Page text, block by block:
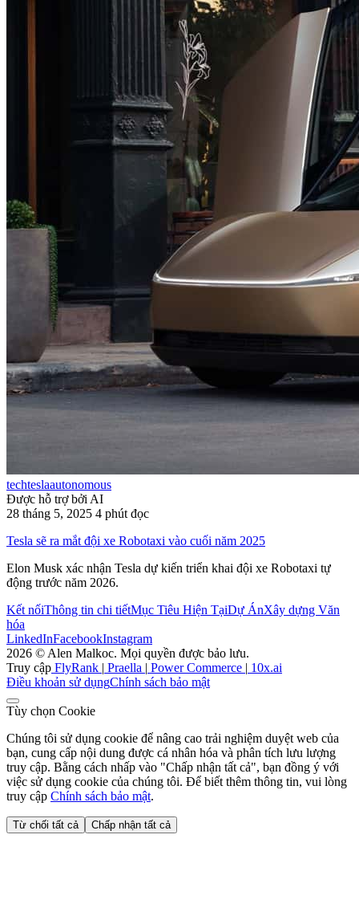
techteslaautonomous
Được hỗ trợ bởi AI
28 tháng 5, 2025 4 phút đọc
Tesla sẽ ra mắt đội xe Robotaxi vào cuối năm 2025
Elon Musk xác nhận Tesla dự kiến triển khai đội xe Robotaxi tự
động trước năm 2026.
Kết nốiThông tin chi tiếtMục Tiêu Hiện TạiDự ÁnXây dựng Văn
hóa
LinkedInFacebookInstagram
2026 © Alen Malkoc. Mọi quyền được bảo lưu.
Truy cập FlyRank | Praella | Power Commerce | 10x.ai
Điều khoản sử dụngChính sách bảo mật
Tùy chọn Cookie
Chúng tôi sử dụng cookie để nâng cao trải nghiệm duyệt web của
bạn, cung cấp nội dung được cá nhân hóa và phân tích lưu lượng
truy cập. Bằng cách nhấp vào "Chấp nhận tất cả", bạn đồng ý với
việc sử dụng cookie của chúng tôi. Để biết thêm thông tin, vui lòng
truy cập Chính sách bảo mật.
Từ chối tất cả Chấp nhận tất cả